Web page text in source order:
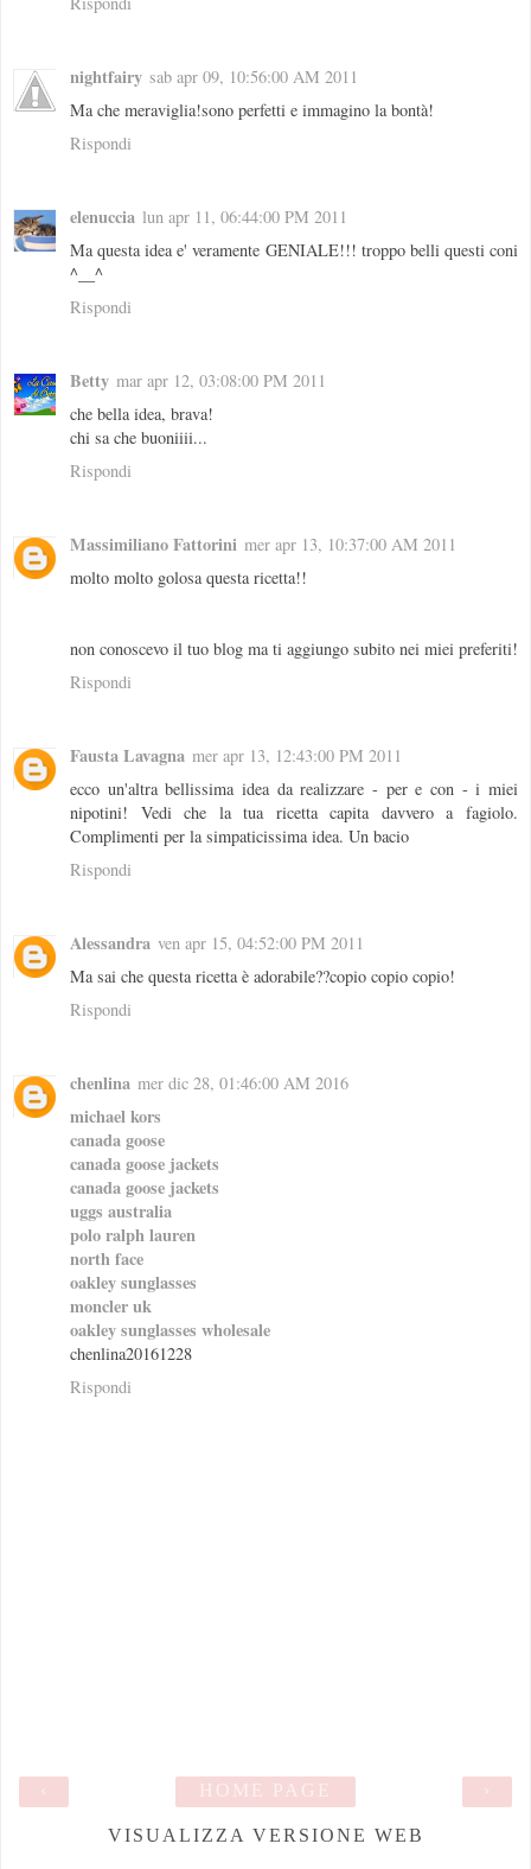
nightfairy sab apr 09, 10:56:00 AM 2011
Ma che meraviglia!sono perfetti e immagino la bontà!
Rispondi
elenuccia lun apr 11, 06:44:00 PM 2011
Ma questa idea e' veramente GENIALE!!! troppo belli questi coni
^__^
Rispondi
Betty mar apr 12, 03:08:00 PM 2011
che bella idea, brava!
chi sa che buoniiii...
Rispondi
Massimiliano Fattorini mer apr 13, 10:37:00 AM 2011
molto molto golosa questa ricetta!!
non conoscevo il tuo blog ma ti aggiungo subito nei miei preferiti!
Rispondi
Fausta Lavagna mer apr 13, 12:43:00 PM 2011
ecco un'altra bellissima idea da realizzare - per e con - i miei
nipotini! Vedi che la tua ricetta capita davvero a fagiolo.
Complimenti per la simpaticissima idea. Un bacio
Rispondi
Alessandra ven apr 15, 04:52:00 PM 2011
Ma sai che questa ricetta è adorabile??copio copio copio!
Rispondi
chenlina mer dic 28, 01:46:00 AM 2016
michael kors
canada goose
canada goose jackets
canada goose jackets
uggs australia
polo ralph lauren
north face
oakley sunglasses
moncler uk
oakley sunglasses wholesale
chenlina20161228
Rispondi
›
HOME PAGE
VISUALIZZA VERSIONE WEB